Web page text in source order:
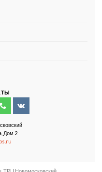
Дом 2
ТРЦ Новомосковский